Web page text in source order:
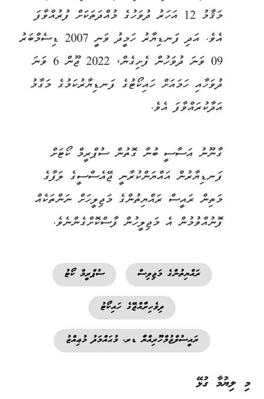
މަޤާމު 12 އަހަރު ދުވަހުގެ މުއްދަތަކަށް ފުރުއްވާފަ
އެވެ. އަދި ފަނޑިޔާރު ހަމީދު ވަނީ 2007 ޑިސެމްބަރު
09 ވަނަ ދުވަހުން ފެށިގެން، 2022 ޖޫން 6 ވަނަ
ދުވަހާއި ހަމައަށް ހައިކޯޓުގެ ފަނޑިޔާރުކަމުގެ މަގާމު
އަދާކުރައްވާފަ އެވެ.
ގާނޫނު އަސާސީ ބުނާ ގޮތުން ސުޕްރީމް ކޯޓަށް
ފަނޑިޔާރުން އައްޔަންކުރާނީ ޖޭއެސްސީގެ ލަފާގެ
މަތިން ރައީސް ރައްޔިތުންގެ މަޖިލީހަށް ނަންތަކެއް
ފޮނުއްވުމުން އެ މަޖިލީހުން ފާސްކޮށްގެންނެވެ.
ރައްޔިތުންގެ މަޖިލިސް ސުޕްރީމް ކޯޓު
ދިވެހިރާއްޖޭގެ ހައިކޯޓު
ރައީސުލްޖުމްހޫރިއްޔާ ޑރ. މުޙައްމަދު މުޢިއްޒު
މި ލިޔުމާ ގުޅޭ